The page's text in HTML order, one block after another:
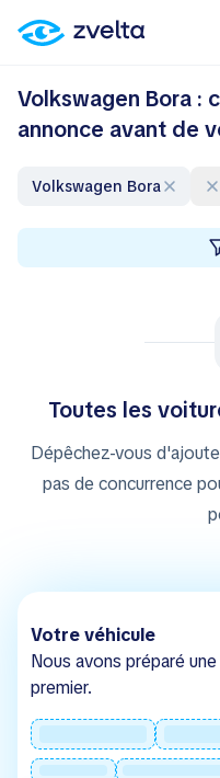
Volkswagen Bora :
annonce avant de
Volkswagen Bora
Toutes les
Dépêchez-vous
pas de concurrence
Votre véhicule
Nous avons préparé
premier.